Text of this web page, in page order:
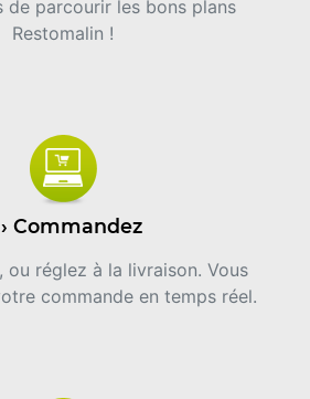
de parcourir les bons plans
Restomalin !
Commandez
ou réglez à la livraison. Vous
commande en temps réel.